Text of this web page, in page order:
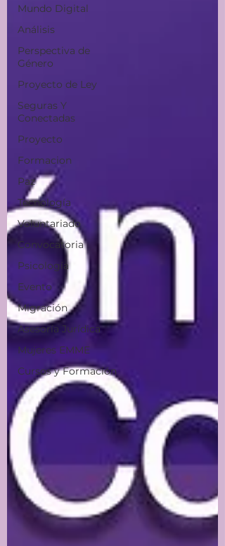
Mundo Digital
Análisis
Perspectiva de
Género
Proyecto de Ley
Seguras Y
Conectadas
Proyecto
Formacion
Paz
Tecnología
Voluntariado
Convocatoria
Psicología
Evento
Migración
Asesoría Jurídica
Mujeres EMME
Cursos y Formación